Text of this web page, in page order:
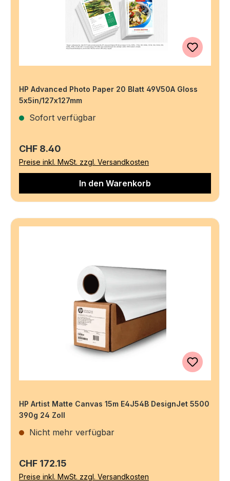
HP Advanced Photo Paper 20 Blatt 49V50A Gloss
5x5in/127x127mm
Sofort verfügbar
Regulärer Preis:
CHF 8.40
Preise inkl. MwSt. zzgl. Versandkosten
In den Warenkorb
HP Artist Matte Canvas 15m E4J54B DesignJet 5500
390g 24 Zoll
Nicht mehr verfügbar
Regulärer Preis:
CHF 172.15
Preise inkl. MwSt. zzgl. Versandkosten